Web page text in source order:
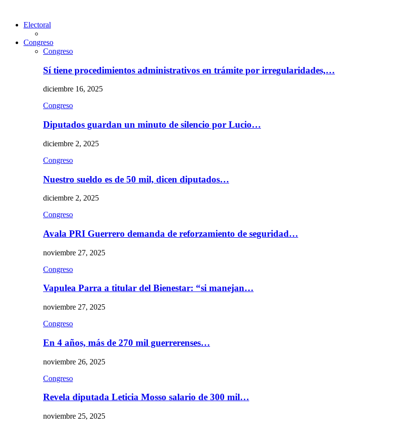
Electoral
Congreso
Congreso
Sí tiene procedimientos administrativos en trámite por irregularidades,…
diciembre 16, 2025
Congreso
Diputados guardan un minuto de silencio por Lucio…
diciembre 2, 2025
Congreso
Nuestro sueldo es de 50 mil, dicen diputados…
diciembre 2, 2025
Congreso
Avala PRI Guerrero demanda de reforzamiento de seguridad…
noviembre 27, 2025
Congreso
Vapulea Parra a titular del Bienestar: “si manejan…
noviembre 27, 2025
Congreso
En 4 años, más de 270 mil guerrerenses…
noviembre 26, 2025
Congreso
Revela diputada Leticia Mosso salario de 300 mil…
noviembre 25, 2025